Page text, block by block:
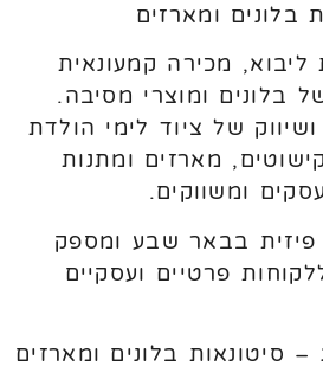
בלונים ומארזים
ליבוא, מכירה קמעונאית
בלונים ומוצרי מסיבה.
של ציוד לימי הולדת
מארזים ומתנות
ומשווקים.
פיזית בבאר שבע ומספק
פרטיים ועסקיים
סיטונאות בלונים ומארזים